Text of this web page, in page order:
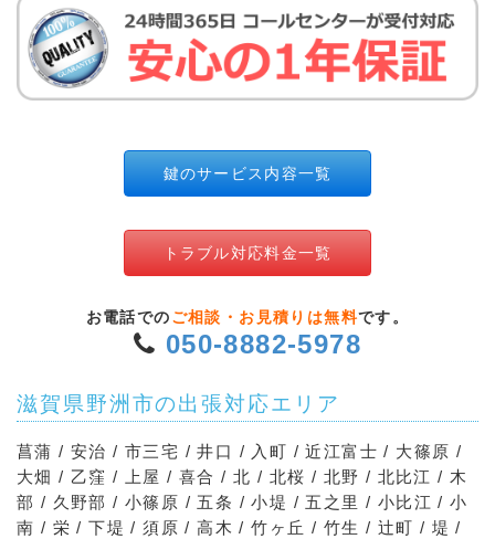
鍵のサービス内容一覧
トラブル対応料金一覧
お電話での ご相談・お見積りは無料です。
050-8882-5978
滋賀県野洲市の出張対応エリア
菖蒲 / 安治 / 市三宅 / 井口 / 入町 / 近江富士 / 大篠原 /
大畑 / 乙窪 / 上屋 / 喜合 / 北 / 北桜 / 北野 / 北比江 / 木
部 / 久野部 / 小篠原 / 五条 / 小堤 / 五之里 / 小比江 / 小
南 / 栄 / 下堤 / 須原 / 高木 / 竹ヶ丘 / 竹生 / 辻町 / 堤 /